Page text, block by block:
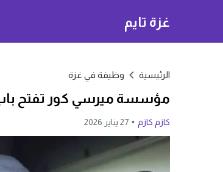
غزة تايم
الرئيسية وظيفة في غزة
مؤسسة ميرسي كور تفتح
كازم كازم 27 يناير 2026